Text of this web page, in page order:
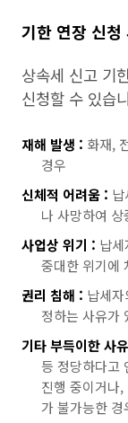
기한 연장 신청
상속세 신고 기
신청할 수 있습
재해 발생 : 화재,
경우
신체적 어려움 :
나 사망하여 상
사업상 위기 : 납
중대한 위기에
권리 침해 : 납세
정하는 사유가
기타 부득이한 사
등 정당하다고
진행 중이거나
가 불가능한